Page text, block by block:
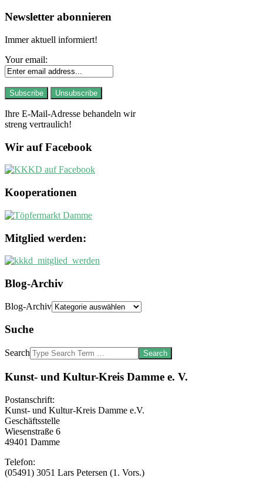
Newsletter abonnieren
Immer aktuell informiert!
Your email:
Ihre E-Mail-Adresse behandeln wir
streng vertraulich!
Wir auf Facebook
Kooperationen
Mitglied werden:
Blog-Archiv
Blog-Archiv
Suche
Search
Kunst- und Kultur-Kreis Damme e. V.
Postanschrift:
Kunst- und Kultur-Kreis Damme e.V.
Geschäftsstelle
Wiesenstraße 6
49401 Damme
Telefon:
(05491) 3051 Lars Petersen (1. Vors.)